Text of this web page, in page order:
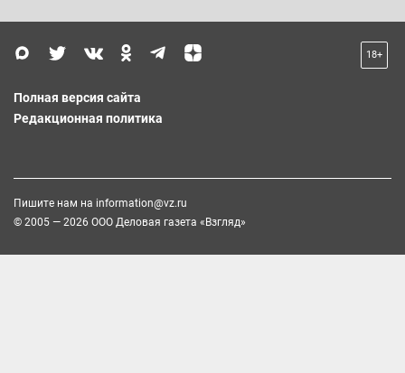
18+
Полная версия сайта
Редакционная политика
Пишите нам на information@vz.ru
© 2005 — 2026 ООО Деловая газета «Взгляд»